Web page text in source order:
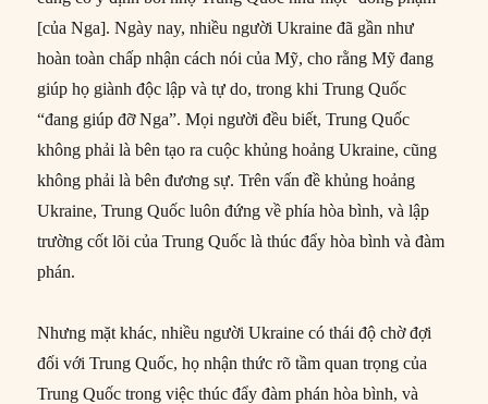
[của Nga]. Ngày nay, nhiều người Ukraine đã gần như
hoàn toàn chấp nhận cách nói của Mỹ, cho rằng Mỹ đang
giúp họ giành độc lập và tự do, trong khi Trung Quốc
“đang giúp đỡ Nga”. Mọi người đều biết, Trung Quốc
không phải là bên tạo ra cuộc khủng hoảng Ukraine, cũng
không phải là bên đương sự. Trên vấn đề khủng hoảng
Ukraine, Trung Quốc luôn đứng về phía hòa bình, và lập
trường cốt lõi của Trung Quốc là thúc đẩy hòa bình và đàm
phán.
Nhưng mặt khác, nhiều người Ukraine có thái độ chờ đợi
đối với Trung Quốc, họ nhận thức rõ tầm quan trọng của
Trung Quốc trong việc thúc đẩy đàm phán hòa bình, và